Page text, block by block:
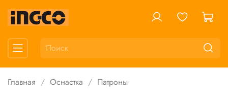
Главная Оснастка Патроны